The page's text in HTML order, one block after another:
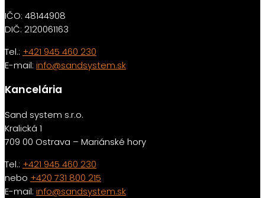
IČO: 48144908
DIČ: 2120061163
Tel.: +421 945 460 230
E-mail: info@sandsystem.sk
Kancelária
Sand system s.r.o.
Kralická 1
709 00 Ostrava – Mariánské hory
Tel.: +421 945 460 230
nebo +420 731 800 215
E-mail: info@sandsystem.sk